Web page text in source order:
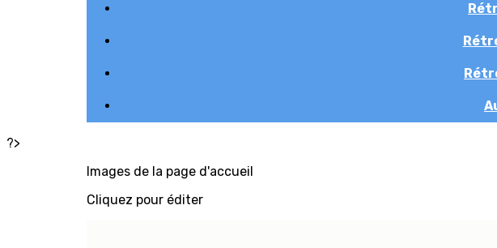
?>
Images de la page d'accueil
Cliquez pour éditer